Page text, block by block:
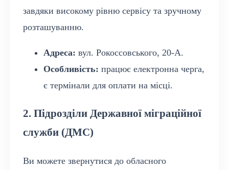
завдяки високому рівню сервісу та зручному
розташуванню.
Адреса: вул. Рокоссовського, 20-А.
Особливість: працює електронна черга,
є термінали для оплати на місці.
2. Підрозділи Державної міграційної
служби (ДМС)
Ви можете звернутися до обласного